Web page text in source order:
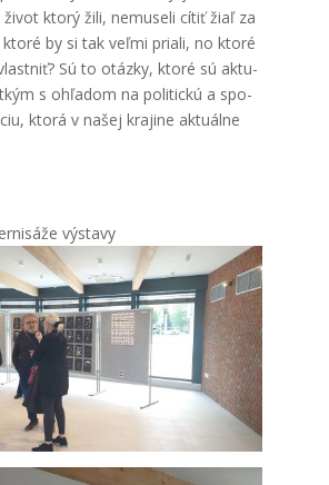
kto­rý žili, nemu­se­li cítiť žiaľ za
by si tak veľ­mi pria­li, no kto­ré
Sú to otáz­ky, kto­ré sú aktu­
s ohľa­dom na poli­tic­kú a spo­
kto­rá v našej kra­ji­ne aktu­ál­ne
výsta­vy